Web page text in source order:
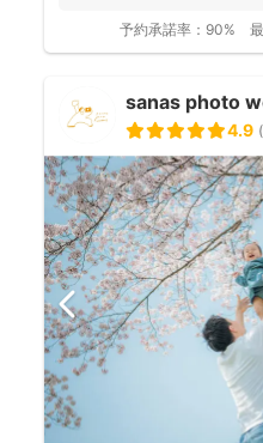
予約承諾率： 90%
sanas photo
4.9 (